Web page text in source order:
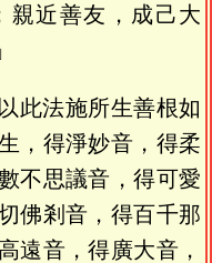
親近善友，成己大
此法施所生善根如
，得淨妙音，得柔
不思議音，得可愛
佛剎音，得百千那
遠音，得廣大音，